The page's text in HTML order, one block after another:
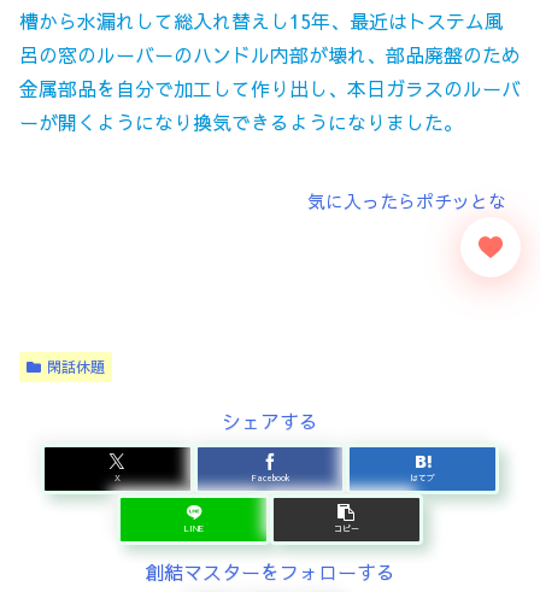
槽から水漏れして総入れ替えし15年、最近はトステム風
呂の窓のルーバーのハンドル内部が壊れ、部品廃盤のため
金属部品を自分で加工して作り出し、本日ガラスのルーバ
ーが開くようになり換気できるようになりました。
閑話休題
シェアする
X Facebook はてブ
LINE コピー
創結マスターをフォローする